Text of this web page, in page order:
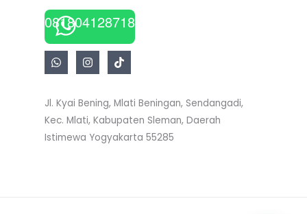
081804128718
Jl. Kyai Bening, Mlati Beningan, Sendangadi,
Kec. Mlati, Kabupaten Sleman, Daerah
Istimewa Yogyakarta 55285